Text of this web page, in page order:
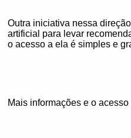
Outra iniciativa nessa
artificial para levar
o acesso a ela é simples e
Mais informações e o